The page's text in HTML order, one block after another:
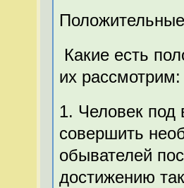
Какие есть
их рассмотрим:
1. Человек под
совершить
обывателей
достижению